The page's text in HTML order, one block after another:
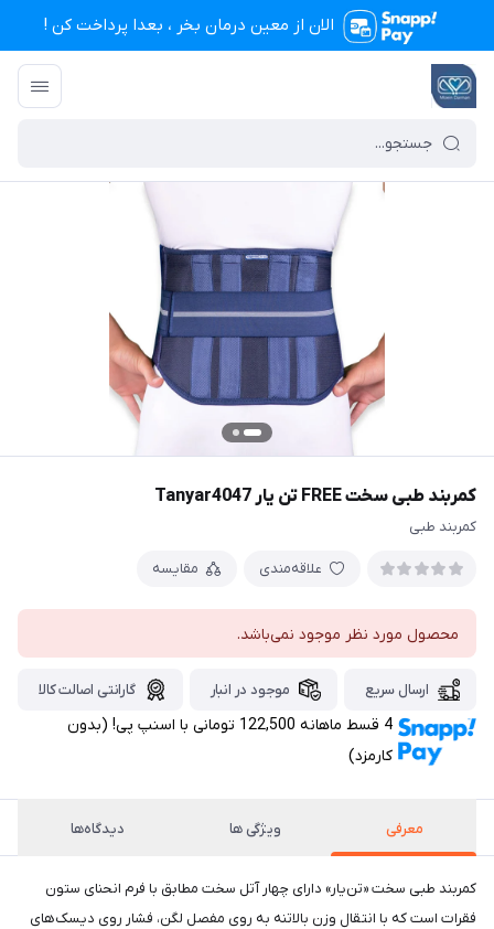
الان از معین درمان بخر ، بعدا پرداخت کن !
تجهیزات پزشکی معین درمان
کمربند طبی سخت FREE تن یار Tanyar4047
کمربند طبی
علاقه‌مندی مقایسه
محصول مورد نظر موجود نمی‌باشد.
ارسال سریع موجود در انبار گارانتی اصالت کالا
4 قسط ماهانه 122,500 تومانی با اسنپ ‌پی! (بدون
کارمزد)
معرفی ویژگی ها دیدگاه‌ها
کمربند طبی سخت «تن‌یار» دارای چهار آتل سخت مطابق با فرم انحنای ستون
فقرات است که با انتقال وزن بالاتنه به روی مفصل لگن، فشار روی دیسک‌های